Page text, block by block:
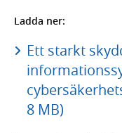
Ladda ner:
Ett starkt
8 MB)